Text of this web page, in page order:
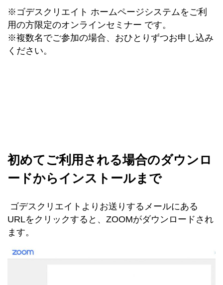
※ゴデスクリエイト ホームページシステムをご利
用の方限定のオンラインセミナー です。
※複数名でご参加の場合、おひとりずつお申し込み
ください。
初めてご利用される場合のダウンロ
ードからインストールまで
ゴデスクリエイトよりお送りするメールにある
URLをクリックすると、ZOOMがダウンロードされ
ます。